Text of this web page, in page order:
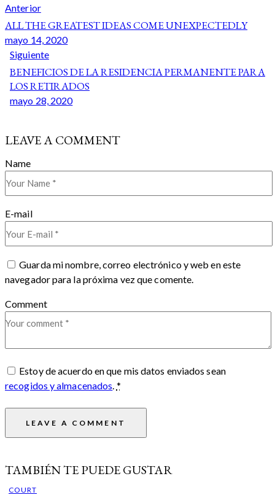
Anterior
ALL THE GREATEST IDEAS COME UNEXPECTEDLY
mayo 14, 2020
Siguiente
BENEFICIOS DE LA RESIDENCIA PERMANENTE PARA
LOS RETIRADOS
mayo 28, 2020
LEAVE A COMMENT
Name
E-mail
Guarda mi nombre, correo electrónico y web en este
navegador para la próxima vez que comente.
Comment
Estoy de acuerdo en que mis datos enviados sean
recogidos y almacenados *
TAMBIÉN TE PUEDE GUSTAR
COURT